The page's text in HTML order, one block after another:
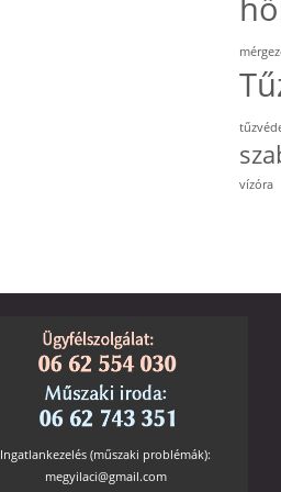
vízóra
Ingatlankezelés (műszaki problémák):
megyilaci@gmail.com